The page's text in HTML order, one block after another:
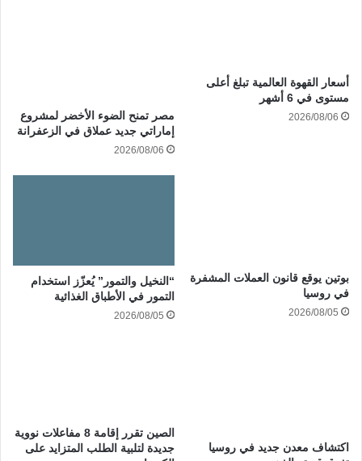
أسعار القهوة العالمية تبلغ أعلى
مستوى في 6 أشهر
2026/08/06
مصر تمنح الضوء الأخضر لمشروع
إماراتي جديد عملاق في الزعفرانة
2026/08/06
بوتين يوقع قانون العملات المشفرة
في روسيا
2026/08/05
“النخيل والتمور” يُعزّز استخدام
التمور في الأطباق الغذائية
2026/08/05
اكتشاف معدن جديد في روسيا
الصين تقرر إقامة 8 مفاعلات نووية
جديدة لتلبية الطلب المتزايد على